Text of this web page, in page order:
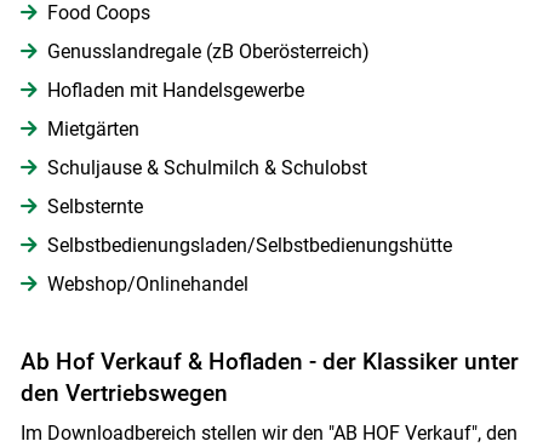
Food Coops
Genusslandregale (zB Oberösterreich)
Hofladen mit Handelsgewerbe
Mietgärten
Schuljause & Schulmilch & Schulobst
Selbsternte
Selbstbedienungsladen/Selbstbedienungshütte
Webshop/Onlinehandel
Ab Hof Verkauf & Hofladen - der Klassiker unter
den Vertriebswegen
Im Downloadbereich stellen wir den "AB HOF Verkauf", den